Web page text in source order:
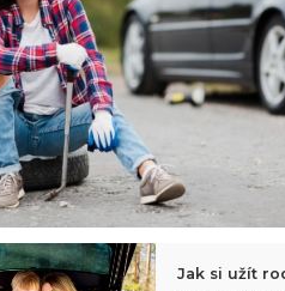
Jak si užít